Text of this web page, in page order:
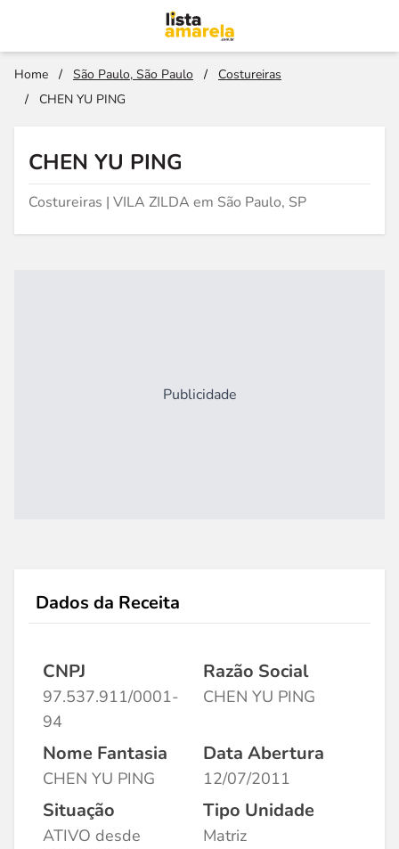
Home / São Paulo, São Paulo /
Costureiras
/
CHEN YU PING
CHEN YU PING
Costureiras | VILA ZILDA em São Paulo, SP
Publicidade
Dados da Receita
CNPJ
97.537.911/0001-
94
Razão Social
CHEN YU PING
Nome Fantasia
CHEN YU PING
Data Abertura
12/07/2011
Situação
ATIVO desde
Tipo Unidade
Matriz